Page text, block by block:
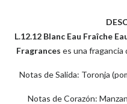
L.12.12 Blanc Eau Fraîche
Fragrances es una fragancia
Notas de Salida: Toronja
Notas de Corazón: